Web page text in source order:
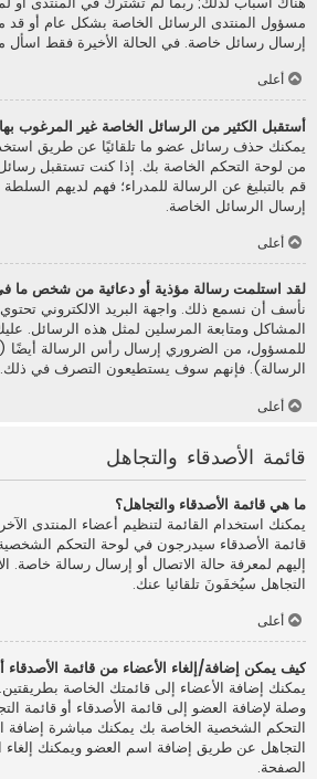
مسؤول المنتدى الرسائل الخاصة بشكل عام أو
إرسال رسائل خاصة. في الحالة الأخيرة فقط
أعلى
أستقبل الكثير من الرسائل الخاصة غير المرغوب
يمكنك حذف رسائل عضو ما تلقائيًا عن طريق
من لوحة التحكم الخاصة بك. إذا كنت تستقبل
قم بالتبليغ عن الرسالة للمدراء؛ فهم لديهم
إرسال الرسائل الخاصة.
أعلى
لقد استلمت رسالة مؤذية أو دعائية من شخص ما
نأسف أن نسمع ذلك. واجهة البريد الالكتروني
المشاكل ومتابعة المرسلين لمثل هذه الرسائل.
للمسؤول، من الضروري إرسال رأس الرسالة
الرسالة). فإنهم سوف يستطيعون التصرف في ذلك.
أعلى
قائمة الأصدقاء والتجاهل
ما هي قائمة الأصدقاء والتجاهل؟
يمكنك استخدام القائمة لتنظيم أعضاء المنتدى
قائمة الأصدقاء سيدرجون في لوحة التحكم
إليهم لمعرفة حالة الاتصال أو إرسال رسالة خاصة.
التجاهل سيُخفَونَ تلقائيا عنك.
أعلى
كيف يمكن إضافة/إلغاء الأعضاء من قائمة الأصدقاء
يمكنك إضافة الأعضاء إلى قائمتك الخاصة
وصلة لإضافة العضو إلى قائمة الأصدقاء أو قائمة
التحكم الشخصية الخاصة بك يمكنك مباشرة إضافة
التجاهل عن طريق إضافة اسم العضو ويمكنك
الصفحة.